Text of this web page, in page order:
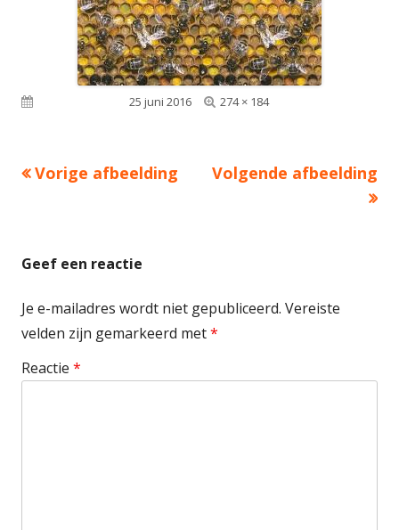
Gepubliceerd op25 juni 2016
Volledige
274 × 184
Vorige afbeelding Volgende afbeelding
Geef een reactie
Je e-mailadres wordt niet gepubliceerd. Vereiste
velden zijn gemarkeerd met*
Reactie *